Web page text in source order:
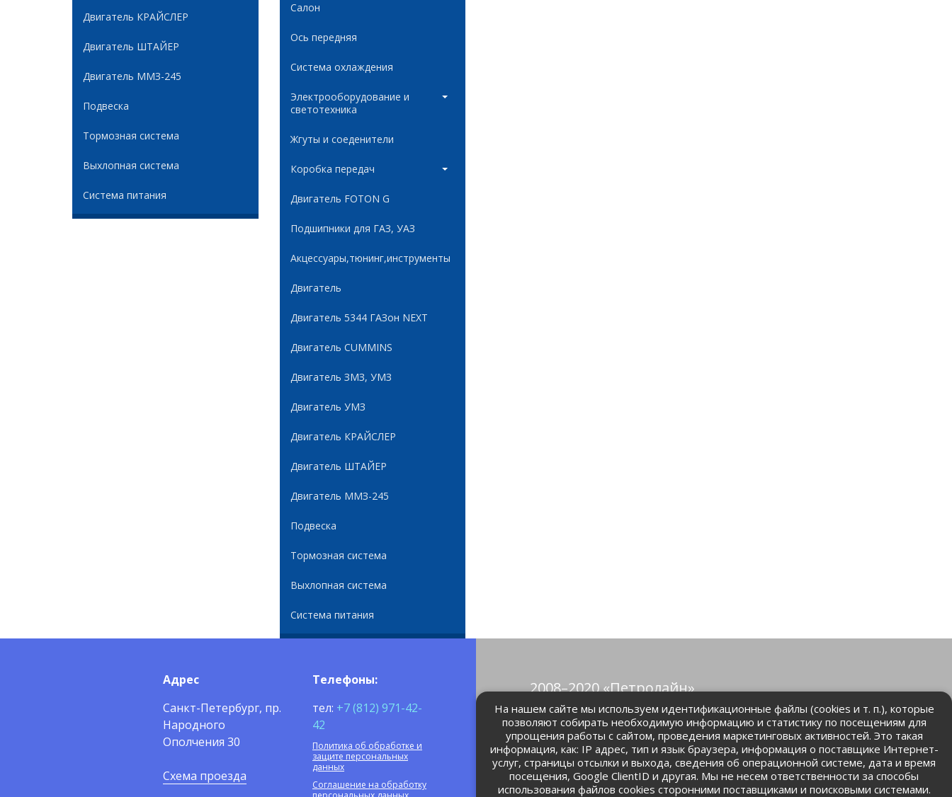
Двигатель КРАЙСЛЕР
Двигатель ШТАЙЕР
Двигатель ММЗ-245
Подвеска
Тормозная система
Выхлопная система
Система питания
Салон
Ось передняя
Система охлаждения
Электрооборудование и
светотехника
Жгуты и соеденители
Коробка передач
Двигатель FOTON G
Подшипники для ГАЗ, УАЗ
Акцессуары,тюнинг,инструменты
Двигатель
Двигатель 5344 ГАЗон NEXT
Двигатель CUMMINS
Двигатель ЗМЗ, УМЗ
Двигатель УМЗ
Двигатель КРАЙСЛЕР
Двигатель ШТАЙЕР
Двигатель ММЗ-245
Подвеска
Тормозная система
Выхлопная система
Система питания
Адрес
Санкт-Петербург, пр.
Народного
Ополчения 30
Схема проезда
Телефоны:
тел: +7 (812) 971-42-
42
Политика об обработке и
защите персональных
данных
Соглашение на обработку
2008–2020 «Петролайн»
© Все права защищены.
petrolain@mail.ru
На нашем сайте мы используем идентификационные файлы (cookies и т. п.), которые
позволяют собирать необходимую информацию и статистику по посещениям для
упрощения работы с сайтом, проведения маркетинговых активностей. Это такая
информация, как: IP адрес, тип и язык браузера, информация о поставщике Интернет-
услуг, страницы отсылки и выхода, сведения об операционной системе, дата и время
посещения, Google ClientID и другая. Мы не несем ответственности за способы
использования файлов cookies сторонними поставщиками и поисковыми системами.